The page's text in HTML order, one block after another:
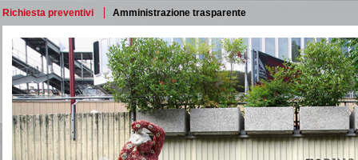
Richiesta preventivi Amministrazione trasparente